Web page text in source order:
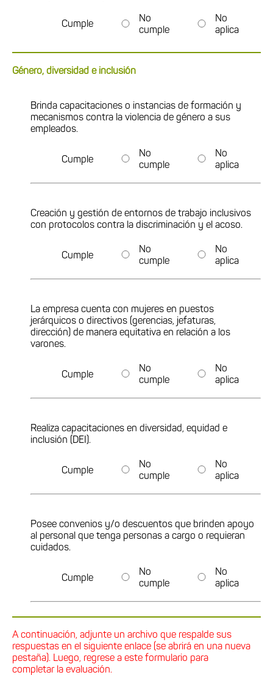
Cumple
No
cumple
No
aplica
Género, diversidad e inclusión
Brinda capacitaciones o instancias de formación y
mecanismos contra la violencia de género a sus
empleados.
Cumple
No
cumple
No
aplica
Creación y gestión de entornos de trabajo inclusivos
con protocolos contra la discriminación y el acoso.
Cumple
No
cumple
No
aplica
La empresa cuenta con mujeres en puestos
jerárquicos o directivos (gerencias, jefaturas,
dirección) de manera equitativa en relación a los
varones.
Cumple
No
cumple
No
aplica
Realiza capacitaciones en diversidad, equidad e
inclusión (DEI).
Cumple
No
cumple
No
aplica
Posee convenios y/o descuentos que brinden apoyo
al personal que tenga personas a cargo o requieran
cuidados.
Cumple
No
cumple
No
aplica
A continuación, adjunte un archivo que respalde sus
respuestas en el siguiente enlace (se abrirá en una nueva
pestaña). Luego, regrese a este formulario para
completar la evaluación.